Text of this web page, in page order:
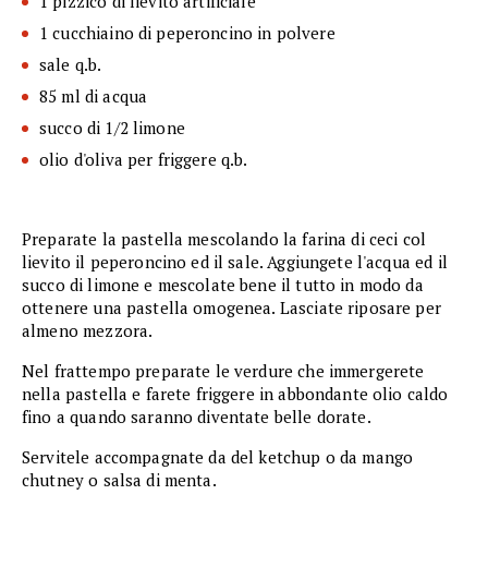
1 cucchiaino di peperoncino in polvere
sale q.b.
85 ml di acqua
succo di 1/2 limone
olio d'oliva per friggere q.b.
Preparate la pastella mescolando la farina di ceci col
lievito il peperoncino ed il sale. Aggiungete l'acqua ed il
succo di limone e mescolate bene il tutto in modo da
ottenere una pastella omogenea. Lasciate riposare per
almeno mezzora.
Nel frattempo preparate le verdure che immergerete
nella pastella e farete friggere in abbondante olio caldo
fino a quando saranno diventate belle dorate.
Servitele accompagnate da del ketchup o da mango
chutney o salsa di menta.